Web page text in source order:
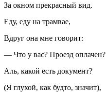
За окном прекрасный вид.
Еду, еду на трамвае,
Вдруг она мне говорит:
— Что у вас? Проезд оплачен?
Аль, какой есть документ?
(Я глухой, как будто, значит),